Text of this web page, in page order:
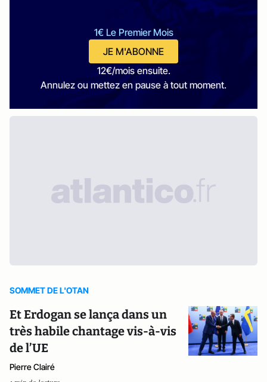
1€ Le Premier Mois
JE M'ABONNE
12€/mois ensuite.
Annulez ou mettez en pause à tout moment.
SOMMET DE L'OTAN
Et Erdogan se lança dans un
très habile chantage vis-à-vis
de l’UE
Pierre Clairé